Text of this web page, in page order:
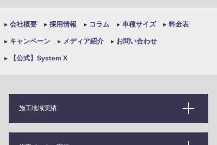
▸会社概要 ▸採用情報 ▸コラム ▸車種サイズ ▸料金表
▸キャンペーン ▸メディア紹介 ▸お問い合わせ
▸【公式】System X
施工地域実績